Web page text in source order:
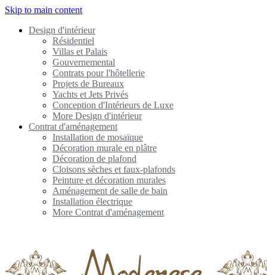
Skip to main content
Design d'intérieur
Résidentiel
Villas et Palais
Gouvernemental
Contrats pour l'hôtellerie
Projets de Bureaux
Yachts et Jets Privés
Conception d'Intérieurs de Luxe
More Design d'intérieur
Contrat d'aménagement
Installation de mosaïque
Décoration murale en plâtre
Décoration de plafond
Cloisons sèches et faux-plafonds
Peinture et décoration murales
Aménagement de salle de bain
Installation électrique
More Contrat d'aménagement